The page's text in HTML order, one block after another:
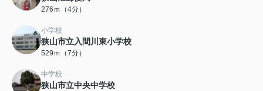
276ｍ（4分）
小学校
狭山市立入間川東小学校
529ｍ（7分）
中学校
狭山市立中央中学校